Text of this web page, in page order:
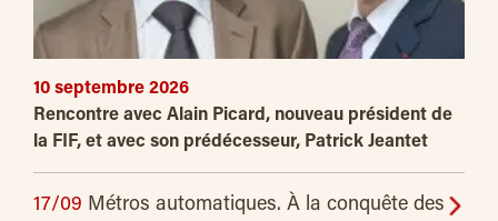
10 septembre 2026
Rencontre avec Alain Picard, nouveau président de
la FIF, et avec son prédécesseur, Patrick Jeantet
17/09 Métros automatiques. À la conquête des